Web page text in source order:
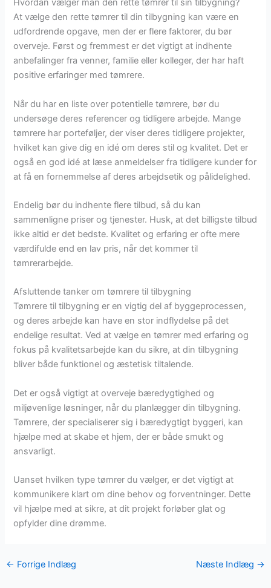
Hvordan vælger man den rette tømrer til sin tilbygning?
At vælge den rette tømrer til din tilbygning kan være en
udfordrende opgave, men der er flere faktorer, du bør
overveje. Først og fremmest er det vigtigt at indhente
anbefalinger fra venner, familie eller kolleger, der har haft
positive erfaringer med tømrere.
Når du har en liste over potentielle tømrere, bør du
undersøge deres referencer og tidligere arbejde. Mange
tømrere har porteføljer, der viser deres tidligere projekter,
hvilket kan give dig en idé om deres stil og kvalitet. Det er
også en god idé at læse anmeldelser fra tidligere kunder for
at få en fornemmelse af deres arbejdsetik og pålidelighed.
Endelig bør du indhente flere tilbud, så du kan
sammenligne priser og tjenester. Husk, at det billigste tilbud
ikke altid er det bedste. Kvalitet og erfaring er ofte mere
værdifulde end en lav pris, når det kommer til
tømrerarbejde.
Afsluttende tanker om tømrere til tilbygning
Tømrere til tilbygning er en vigtig del af byggeprocessen,
og deres arbejde kan have en stor indflydelse på det
endelige resultat. Ved at vælge en tømrer med erfaring og
fokus på kvalitetsarbejde kan du sikre, at din tilbygning
bliver både funktionel og æstetisk tiltalende.
Det er også vigtigt at overveje bæredygtighed og
miljøvenlige løsninger, når du planlægger din tilbygning.
Tømrere, der specialiserer sig i bæredygtigt byggeri, kan
hjælpe med at skabe et hjem, der er både smukt og
ansvarligt.
Uanset hvilken type tømrer du vælger, er det vigtigt at
kommunikere klart om dine behov og forventninger. Dette
vil hjælpe med at sikre, at dit projekt forløber glat og
opfylder dine drømme.
← Forrige Indlæg Næste Indlæg →